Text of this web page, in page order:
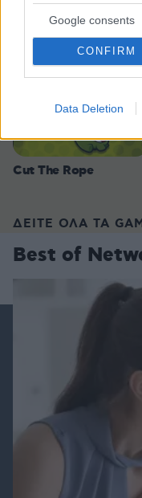
Google consents
CONFIRM
Data Deletion
Games
Cut The Rope
ΔΕΙΤΕ ΟΛΑ ΤΑ
Best of